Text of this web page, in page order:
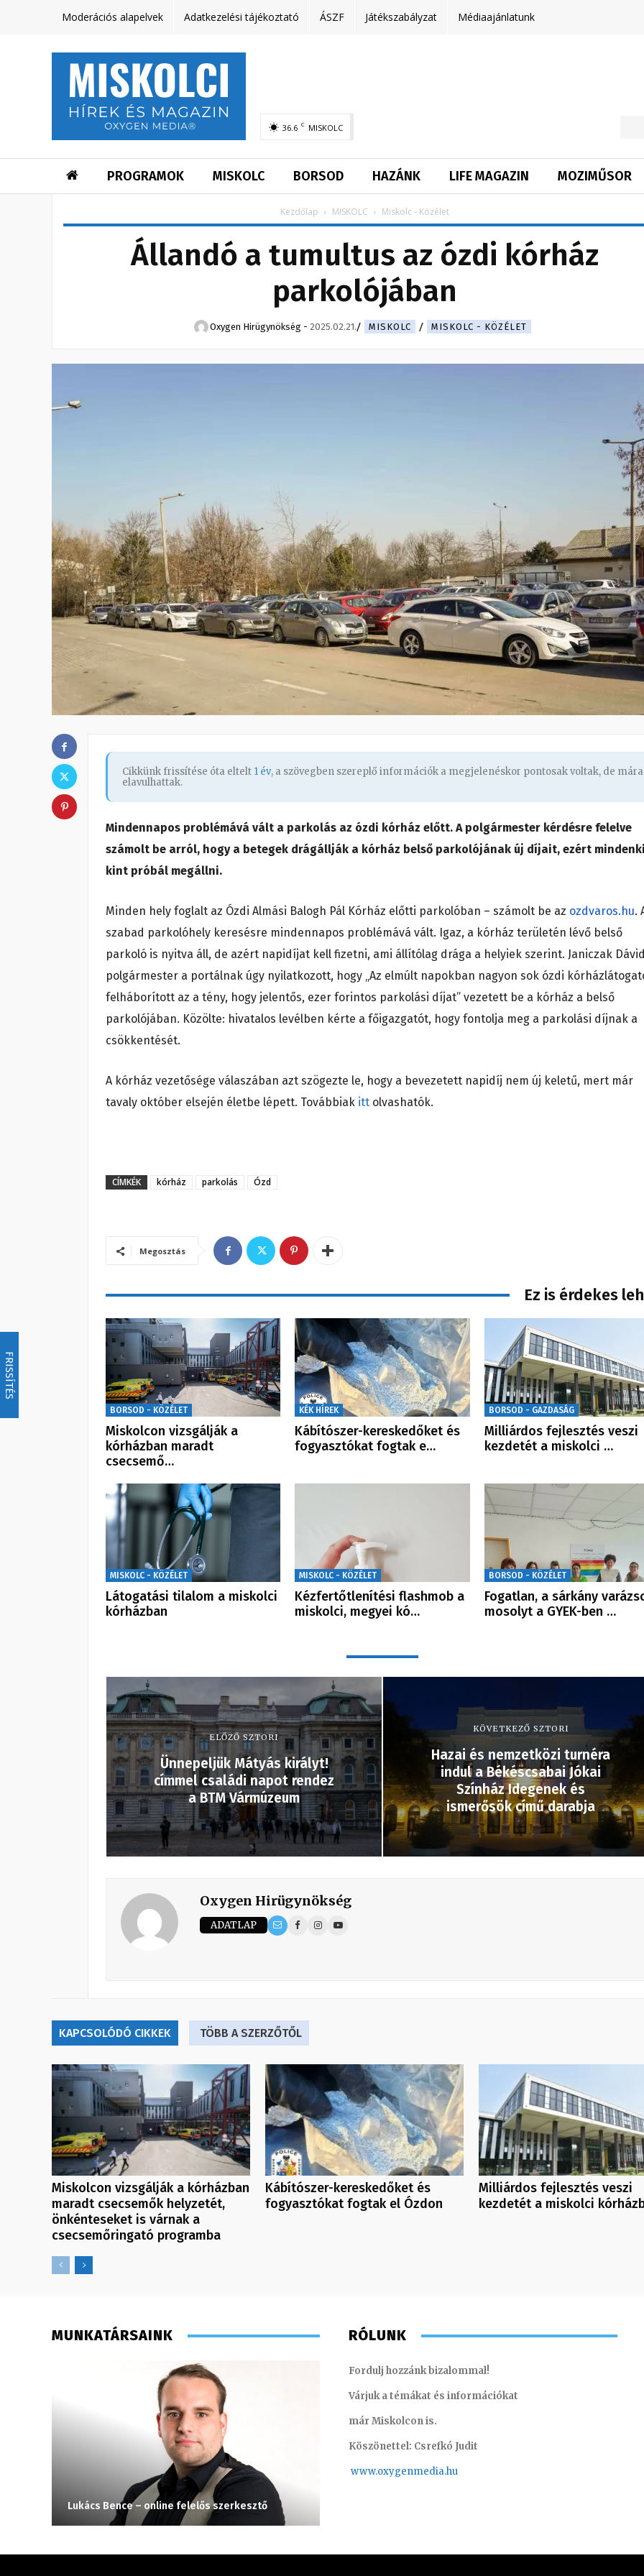
FRISSÍTÉS
Moderációs alapelvek Adatkezelési tájékoztató ÁSZF Játékszabályzat Médiaajánlatunk
36.6 C MISKOLC
PROGRAMOK MISKOLC BORSOD HAZÁNK LIFE MAGAZIN MOZIMŰSOR
Kezdőlap MISKOLC Miskolc - Közélet
Állandó a tumultus az ózdi kórház
parkolójában
Oxygen Hirügynökség - 2025.02.21. MISKOLC MISKOLC - KÖZÉLET
Cikkünk frissítése óta eltelt 1 év, a szövegben szereplő információk a megjelenéskor pontosak voltak, de mára
elavulhattak.
Mindennapos problémává vált a parkolás az ózdi kórház előtt. A polgármester kérdésre felelve
számolt be arról, hogy a betegek drágállják a kórház belső parkolójának új díjait, ezért
kint próbál megállni.
Minden hely foglalt az Ózdi Almási Balogh Pál Kórház előtti parkolóban – számolt be az ozdvaros.hu.
szabad parkolóhely keresésre mindennapos problémává vált. Igaz, a kórház területén lévő belső
parkoló is nyitva áll, de azért napidíjat kell fizetni, ami állítólag drága a helyiek szerint. Janiczak
polgármester a portálnak úgy nyilatkozott, hogy „Az elmúlt napokban nagyon sok ózdi
felháborított az a tény, hogy jelentős, ezer forintos parkolási díjat” vezetett be a kórház a belső
parkolójában. Közölte: hivatalos levélben kérte a főigazgatót, hogy fontolja meg a parkolási díjnak a
csökkentését.
A kórház vezetősége válaszában azt szögezte le, hogy a bevezetett napidíj nem új keletű, mert már
tavaly október elsején életbe lépett. Továbbiak itt olvashatók.
CÍMKÉK kórház parkolás Ózd
Megosztás
Ez is érdekes
BORSOD - KÖZÉLET
Miskolcon vizsgálják a
kórházban maradt
csecsemő…
KÉK HÍREK
Kábítószer-kereskedőket és
fogyasztókat fogtak e…
BORSOD - GAZDASÁG
Milliárdos fejlesztés veszi
kezdetét a miskolci …
MISKOLC - KÖZÉLET
Látogatási tilalom a miskolci
kórházban
MISKOLC - KÖZÉLET
Kézfertőtlenítési flashmob a
miskolci, megyei kó…
BORSOD - KÖZÉLET
Fogatlan, a sárkány
mosolyt a GYEK-ben …
ELŐZŐ SZTORI
Ünnepeljük Mátyás királyt!
címmel családi napot rendez
a BTM Vármúzeum
KÖVETKEZŐ SZTORI
Hazai és nemzetközi turnéra
indul a Békéscsabai Jókai
Színház Idegenek és
ismerősök című darabja
Oxygen Hirügynökség
ADATLAP
KAPCSOLÓDÓ CIKKEK TÖBB A SZERZŐTŐL
Miskolcon vizsgálják a kórházban
maradt csecsemők helyzetét,
önkénteseket is várnak a
csecsemőringató programba
Kábítószer-kereskedőket és
fogyasztókat fogtak el Ózdon
Milliárdos fejlesztés veszi
kezdetét a miskolci
MUNKATÁRSAINK
Lukács Bence – online felelős szerkesztő
RÓLUNK
Fordulj hozzánk bizalommal!
Várjuk a témákat és információkat
már Miskolcon is.
Köszönettel: Csrefkó Judit
www.oxygenmedia.hu